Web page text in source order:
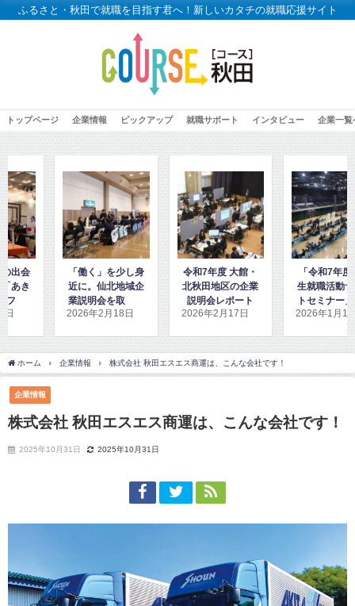
ふるさと・秋田で就職を目指す君へ！新しいカタチの就職応援サイト
トップページ 企業情報 ピックアップ 就職サポート インタビュー 企業一覧
を少し身
北地域企
を取材し
した
月18日
令和7年度 大館・
北秋田地区の企業
説明会レポート
2026年2月17日
「令和7年度高校
生就職活動サポー
トセミナー」に密
着取材しました！
2026年1月15日
「高校2
秋田地
ダンス
取材し
2026年1
ホーム 企業情報 株式会社 秋田エスエス商運は、こんな会社です！
企業情報
株式会社 秋田エスエス商運は、こんな会社です！
2025年10月31日 2025年10月31日